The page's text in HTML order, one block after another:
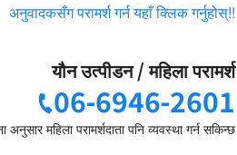
अनुवादकसँग परामर्श गर्न यहाँ क्लिक गर्नुहोस्!!
यौन उत्पीडन / महिला परामर्श
06-6946-2601
अनुसार महिला परामर्शदाता पनि व्यवस्था गर्न सकिन्छ